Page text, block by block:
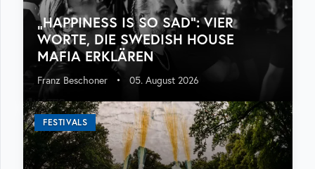
„HAPPINESS IS SO SAD“: VIER
WORTE, DIE SWEDISH HOUSE
MAFIA ERKLÄREN
Franz Beschoner • 05. August 2026
FESTIVALS